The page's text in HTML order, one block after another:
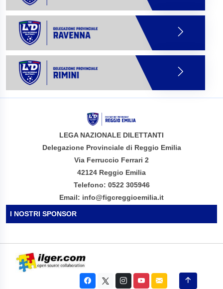
LEGA NAZIONALE DILETTANTI
Delegazione Provinciale di Reggio Emilia
Via Ferruccio Ferrari 2
42124 Reggio Emilia
Telefono: 0522 305946
Email: info@figcreggioemilia.it
I NOSTRI SPONSOR